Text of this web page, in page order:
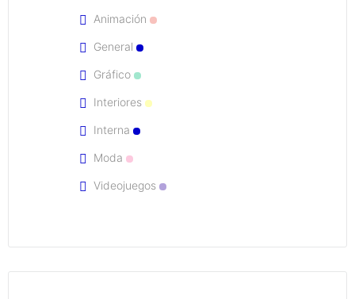
Animación
General
Gráfico
Interiores
Interna
Moda
Videojuegos